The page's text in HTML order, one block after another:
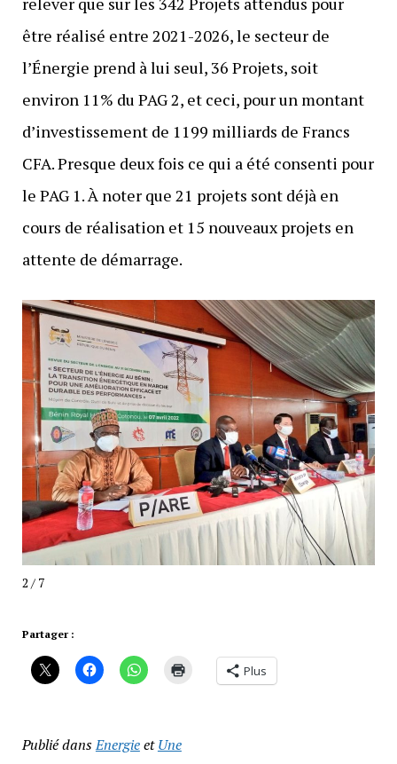
être réalisé entre 2021-2026, le secteur de
l’Énergie prend à lui seul, 36 Projets, soit
environ 11% du PAG 2, et ceci, pour un montant
d’investissement de 1199 milliards de Francs
CFA. Presque deux fois ce qui a été consenti pour
le PAG 1. À noter que 21 projets sont déjà en
cours de réalisation et 15 nouveaux projets en
attente de démarrage.
2 / 7
Partager :
Plus
Publié dansEnergieetUne